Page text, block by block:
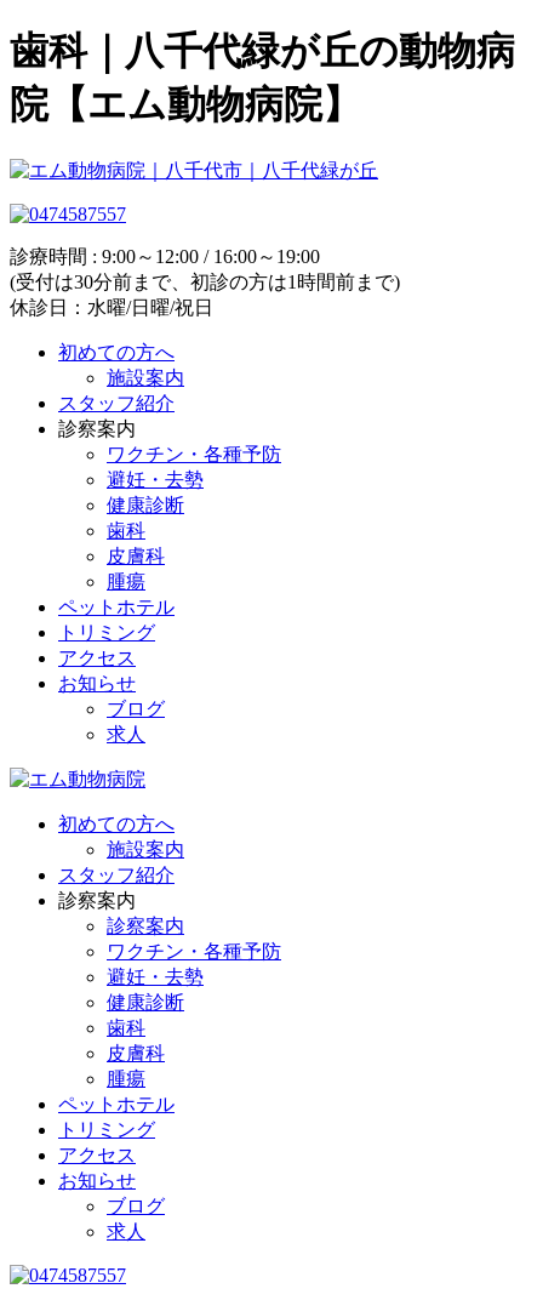
歯科｜八千代緑が丘の動物病
院【エム動物病院】
診療時間 : 9:00～12:00 / 16:00～19:00
(受付は30分前まで、初診の方は1時間前まで)
休診日：水曜/日曜/祝日
初めての方へ
施設案内
スタッフ紹介
診察案内
ワクチン・各種予防
避妊・去勢
健康診断
歯科
皮膚科
腫瘍
ペットホテル
トリミング
アクセス
お知らせ
ブログ
求人
初めての方へ
施設案内
スタッフ紹介
診察案内
診察案内
ワクチン・各種予防
避妊・去勢
健康診断
歯科
皮膚科
腫瘍
ペットホテル
トリミング
アクセス
お知らせ
ブログ
求人